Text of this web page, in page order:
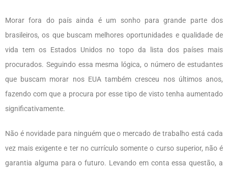
Morar fora do país ainda é um sonho para grande parte dos
brasileiros, os que buscam melhores oportunidades e qualidade de
vida tem os Estados Unidos no topo da lista dos países mais
procurados. Seguindo essa mesma lógica, o número de estudantes
que buscam morar nos EUA também cresceu nos últimos anos,
fazendo com que a procura por esse tipo de visto tenha aumentado
significativamente.
Não é novidade para ninguém que o mercado de trabalho está cada
vez mais exigente e ter no currículo somente o curso superior, não é
garantia alguma para o futuro. Levando em conta essa questão, a